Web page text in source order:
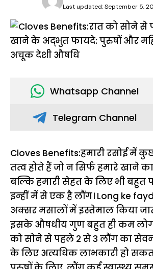
Last updated: September 5,
Whatsapp Channel
Telegram Channel
Cloves Benefits:हमारी रसोई में
तत्व होते हैं जो न सिर्फ हमारे खाने
बल्कि हमारी सेहत के लिए भी बहुत
इन्हीं में से एक है लौंग। Long ke
अक्सर मसालों में इस्तेमाल किया
इसके औषधीय गुण बहुत ही कम लोग
को सोने से पहले 2 से 3 लौंग का
के लिए अत्यधिक लाभकारी हो